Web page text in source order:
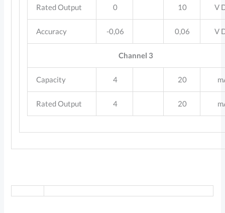
Rated Output 0 10 V
Accuracy -0,06 0,06 V
Channel 3
Capacity 4 20
Rated Output 4 20